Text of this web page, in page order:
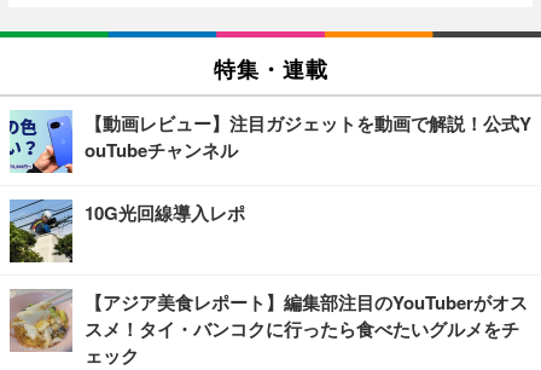
特集・連載
【動画レビュー】注目ガジェットを動画で解説！公式Y
ouTubeチャンネル
10G光回線導入レポ
【アジア美食レポート】編集部注目のYouTuberがオス
スメ！タイ・バンコクに行ったら食べたいグルメをチ
ェック